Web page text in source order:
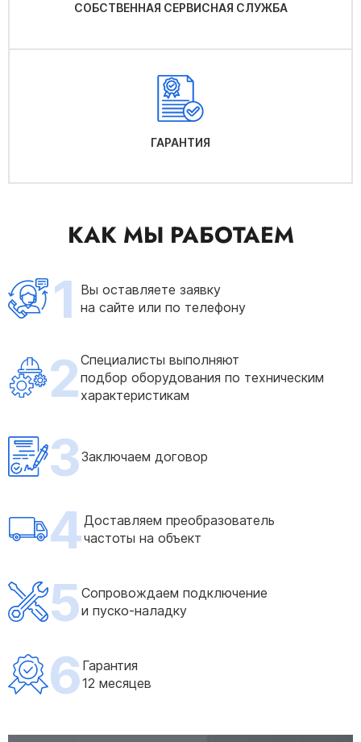
СОБСТВЕННАЯ СЕРВИСНАЯ СЛУЖБА
ГАРАНТИЯ
КАК МЫ РАБОТАЕМ
1 Вы оставляете заявку
на сайте или по телефону
2Специалисты выполняют
подбор оборудования по техническим
характеристикам
3Заключаем договор
4Доставляем преобразователь
частоты на объект
5Сопровождаем подключение
и пуско-наладку
6 Гарантия
12 месяцев